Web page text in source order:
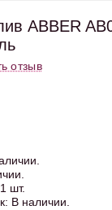
ABBER
отзыв
шт.
В наличии.